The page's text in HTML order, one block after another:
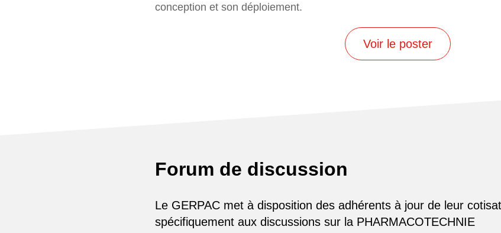
conception et son déploiement.
Voir le poster
Forum de discussion
Le GERPAC met à disposition des adhérents à jour de leur
spécifiquement aux discussions sur la PHARMACOTECHNIE